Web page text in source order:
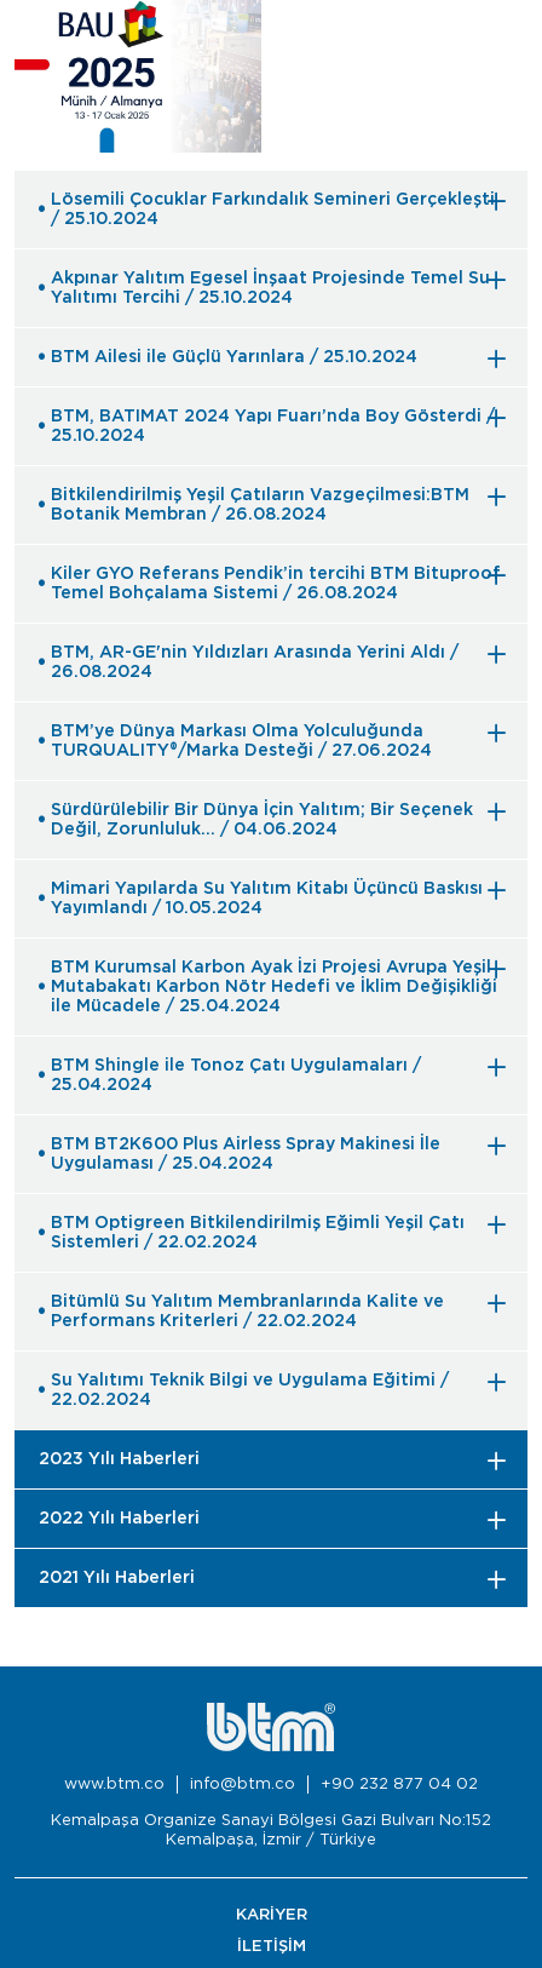
Lösemili Çocuklar Farkındalık Semineri Gerçekleşti
/ 25.10.2024
Akpınar Yalıtım Egesel İnşaat Projesinde Temel Su
Yalıtımı Tercihi / 25.10.2024
BTM Ailesi ile Güçlü Yarınlara / 25.10.2024
BTM, BATIMAT 2024 Yapı Fuarı’nda Boy Gösterdi /
25.10.2024
Bitkilendirilmiş Yeşil Çatıların Vazgeçilmesi:BTM
Botanik Membran / 26.08.2024
Kiler GYO Referans Pendik’in tercihi BTM Bituproof
Temel Bohçalama Sistemi / 26.08.2024
BTM, AR-GE'nin Yıldızları Arasında Yerini Aldı /
26.08.2024
BTM’ye Dünya Markası Olma Yolculuğunda
TURQUALITY®/Marka Desteği / 27.06.2024
Sürdürülebilir Bir Dünya İçin Yalıtım; Bir Seçenek
Değil, Zorunluluk… / 04.06.2024
Mimari Yapılarda Su Yalıtım Kitabı Üçüncü Baskısı
Yayımlandı / 10.05.2024
BTM Kurumsal Karbon Ayak İzi Projesi Avrupa Yeşil
Mutabakatı Karbon Nötr Hedefi ve İklim Değişikliği
ile Mücadele / 25.04.2024
BTM Shingle ile Tonoz Çatı Uygulamaları /
25.04.2024
BTM BT2K600 Plus Airless Spray Makinesi İle
Uygulaması / 25.04.2024
BTM Optigreen Bitkilendirilmiş Eğimli Yeşil Çatı
Sistemleri / 22.02.2024
Bitümlü Su Yalıtım Membranlarında Kalite ve
Performans Kriterleri / 22.02.2024
Su Yalıtımı Teknik Bilgi ve Uygulama Eğitimi /
22.02.2024
2023 Yılı Haberleri
2022 Yılı Haberleri
2021 Yılı Haberleri
www.btm.co info@btm.co +90 232 877 04 02
Kemalpaşa Organize Sanayi Bölgesi Gazi Bulvarı No:152
Kemalpaşa, İzmir / Türkiye
KARİYER
İLETİŞİM